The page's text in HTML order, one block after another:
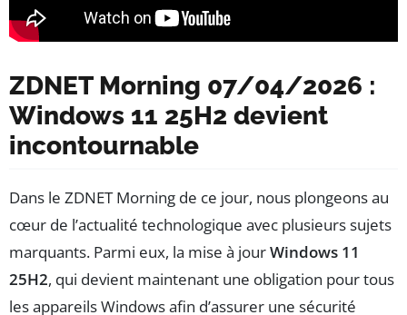
ZDNET Morning 07/04/2026 :
Windows 11 25H2 devient
incontournable
Dans le ZDNET Morning de ce jour, nous plongeons au
cœur de l’actualité technologique avec plusieurs sujets
marquants. Parmi eux, la mise à jourWindows 11
25H2, qui devient maintenant une obligation pour tous
les appareils Windows afin d’assurer une sécurité